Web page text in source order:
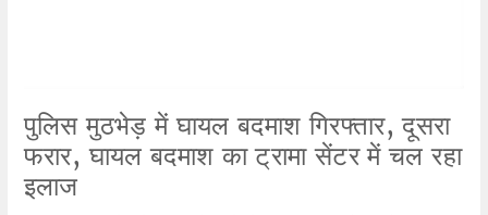
पुलिस मुठभेड़ में घायल बदमाश गिरफ्तार, दूसरा
फरार, घायल बदमाश का ट्रामा सेंटर में चल रहा
इलाज